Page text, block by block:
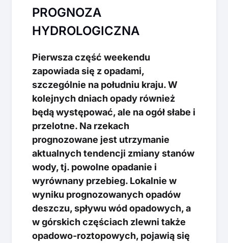
PROGNOZA
HYDROLOGICZNA
Pierwsza część weekendu
zapowiada się z opadami,
szczególnie na południu kraju. W
kolejnych dniach opady również
będą występować, ale na ogół słabe i
przelotne. Na rzekach
prognozowane jest utrzymanie
aktualnych tendencji zmiany stanów
wody, tj. powolne opadanie i
wyrównany przebieg. Lokalnie w
wyniku prognozowanych opadów
deszczu, spływu wód opadowych, a
w górskich częściach zlewni także
opadowo-roztopowych, pojawią się